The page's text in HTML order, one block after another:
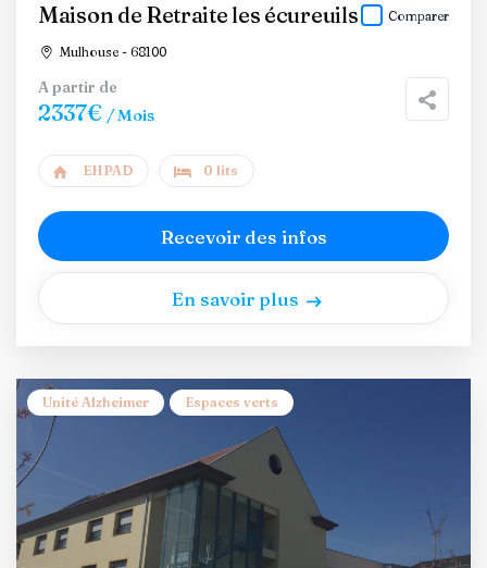
Maison de Retraite les écureuils
Mulhouse - 68100
Comparer
A partir de
2337€ / Mois
EHPAD 0 lits
Recevoir des infos
En savoir plus
Unité Alzheimer Espaces verts